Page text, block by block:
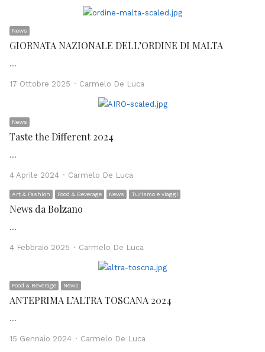
News
GIORNATA NAZIONALE DELL’ORDINE DI MALTA
…
17 Ottobre 2025 Author
Carmelo De Luca
News
Taste the Different 2024
…
4 Aprile 2024 Author
Carmelo De Luca
Art & Fashion Food & Beverage News Turismo e viaggi
News da Bolzano
…
4 Febbraio 2025 Author
Carmelo De Luca
Food & Beverage News
ANTEPRIMA L’ALTRA TOSCANA 2024
…
15 Gennaio 2024 Author
Carmelo De Luca